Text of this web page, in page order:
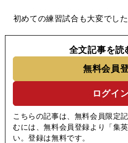
初めての練習試合も大変でした
全文記事を読
無料会員
ログイ
こちらの記事は、無料会員限定
むには、無料会員登録より「集
い。登録は無料です。